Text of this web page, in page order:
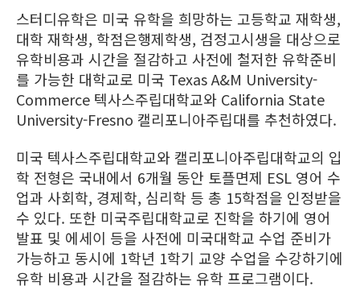
스터디유학은 미국 유학을 희망하는 고등학교 재학생,
대학 재학생, 학점은행제학생, 검정고시생을 대상으로
유학비용과 시간을 절감하고 사전에 철저한 유학준비
를 가능한 대학교로 미국 Texas A&M University-
Commerce 텍사스주립대학교와 California State
University-Fresno 캘리포니아주립대를 추천하였다.
미국 텍사스주립대학교와 캘리포니아주립대학교의 입
학 전형은 국내에서 6개월 동안 토플면제 ESL 영어 수
업과 사회학, 경제학, 심리학 등 총 15학점을 인정받을
수 있다. 또한 미국주립대학교로 진학을 하기에 영어
발표 및 에세이 등을 사전에 미국대학교 수업 준비가
가능하고 동시에 1학년 1학기 교양 수업을 수강하기에
유학 비용과 시간을 절감하는 유학 프로그램이다.